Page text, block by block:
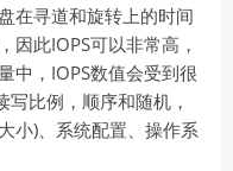
在寻道和旋转上的时间
因此IOPS可以非常高，
中，IOPS数值会受到很
比例，顺序和随机，
小)、系统配置、操作系